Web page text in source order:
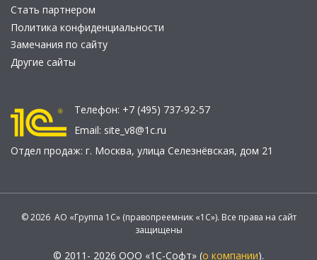
Стать партнером
Политика конфиденциальности
Замечания по сайту
Другие сайты
Телефон: +7 (495) 737-92-57
Email: site_v8@1c.ru
Отдел продаж: г. Москва, улица Селезнёвская, дом 21
© 2026 АО «Группа 1С» (правопреемник «1С»). Все права на сайт
защищены
© 2011- 2026 ООО «1С-Софт» (о компании).